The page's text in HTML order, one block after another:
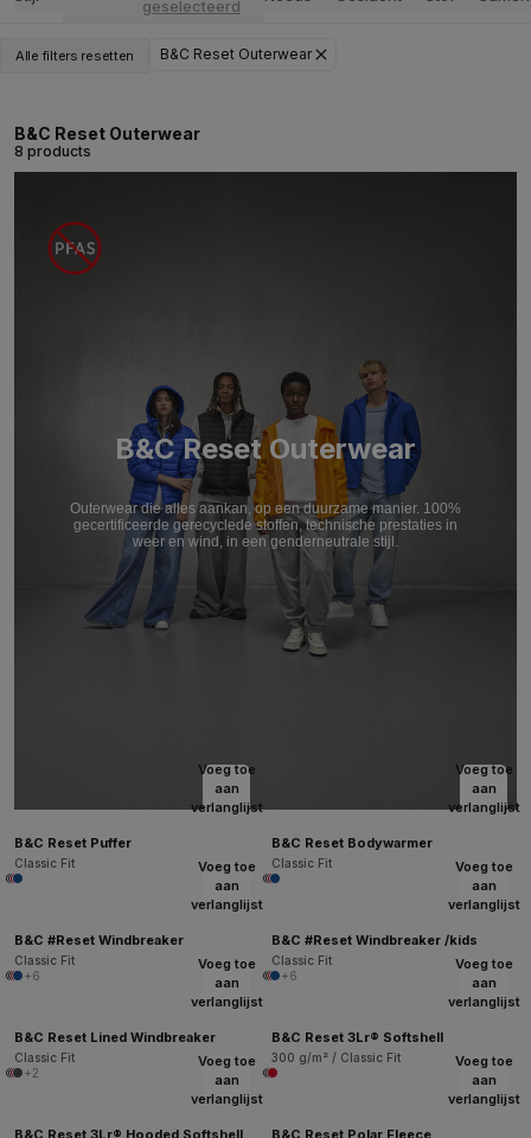
geselecteerd
Alle filters resetten B&C Reset Outerwear
B&C Reset Outerwear
8 products
B&C Reset Outerwear
Outerwear die alles aankan, op een duurzame manier. 100%
gecertificeerde gerecyclede stoffen, technische prestaties in
weer en wind, in een genderneutrale stijl.
Voeg toe
aan
verlanglijst
B&C Reset Puffer
Classic Fit
Voeg toe
aan
verlanglijst
B&C Reset Bodywarmer
Classic Fit
Voeg toe
aan
verlanglijst
B&C #Reset Windbreaker
Classic Fit
+6
Voeg toe
aan
verlanglijst
B&C #Reset Windbreaker /kids
Classic Fit
+6
Voeg toe
aan
verlanglijst
B&C Reset Lined Windbreaker
Classic Fit
+2
Voeg toe
aan
verlanglijst
B&C Reset 3Lr® Softshell
300 g/m² / Classic Fit
Voeg toe
aan
verlanglijst
B&C Reset 3Lr® Hooded Softshell
Voeg toe
aan
verlanglijst
B&C Reset Polar Fleece